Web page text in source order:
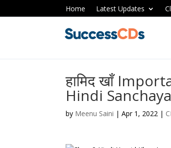
Home Latest Updates
हामिद खाँ
Hindi
by Meenu Saini |Apr 1, 2022 |